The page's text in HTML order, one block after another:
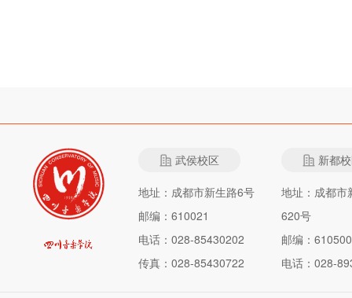
武侯校区
地址：成都市新生路6号
邮编：610021
电话：028-85430202
传真：028-85430722
新都
地址：成都市
620号
邮编：610500
电话：028-